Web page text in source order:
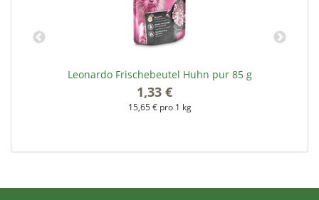
Leonardo Frischebeutel Huhn pur 85 g
1,33 €
15,65 € pro 1 kg